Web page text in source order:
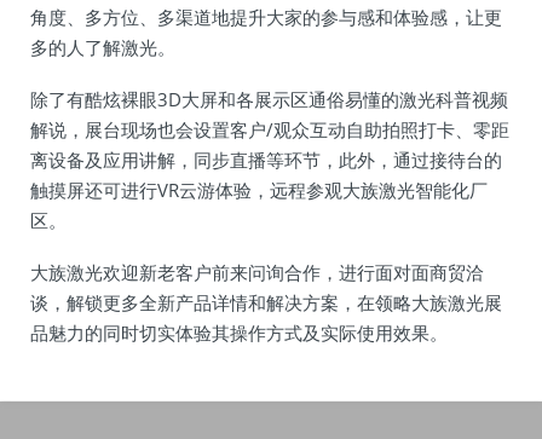
角度、多方位、多渠道地提升大家的参与感和体验感，让更
多的人了解激光。
除了有酷炫裸眼3D大屏和各展示区通俗易懂的激光科普视频
解说，展台现场也会设置客户/观众互动自助拍照打卡、零距
离设备及应用讲解，同步直播等环节，此外，通过接待台的
触摸屏还可进行VR云游体验，远程参观大族激光智能化厂
区。
大族激光欢迎新老客户前来问询合作，进行面对面商贸洽
谈，解锁更多全新产品详情和解决方案，在领略大族激光展
品魅力的同时切实体验其操作方式及实际使用效果。